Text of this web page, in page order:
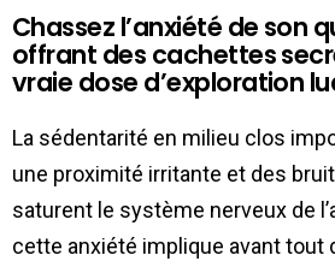
Chassez l’anxiété de son
offrant des cachettes
vraie dose d’exploration
La sédentarité en milieu clos
une proximité irritante et des
saturent le système nerveux de
cette anxiété implique avant tout